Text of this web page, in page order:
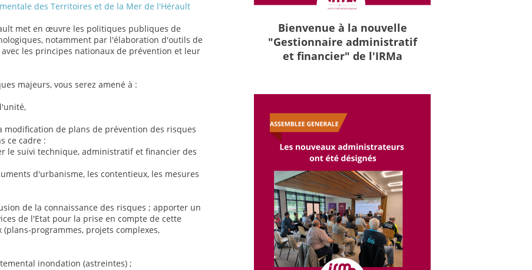
des Territoires et de la Mer de l'Hérault
met en œuvre les politiques publiques de
notamment par l'élaboration d'outils de
les principes nationaux de prévention et leur
majeurs, vous serez amené à :
de plans de prévention des risques
ce cadre :
le suivi technique, administratif et financier des
d'urbanisme, les contentieux, les mesures
de la connaissance des risques ; apporter un
de l'Etat pour la prise en compte de cette
programmes, projets complexes,
inondation (astreintes) ;
Bienvenue à la nouvelle
"Gestionnaire administratif
et financier" de l'IRMa